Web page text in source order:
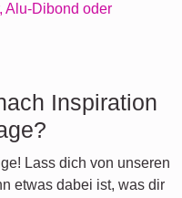
Alu-Dibond oder
Inspiration
Lass dich von unseren
etwas dabei ist, was dir